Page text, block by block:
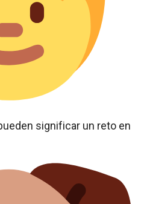
significar un reto en